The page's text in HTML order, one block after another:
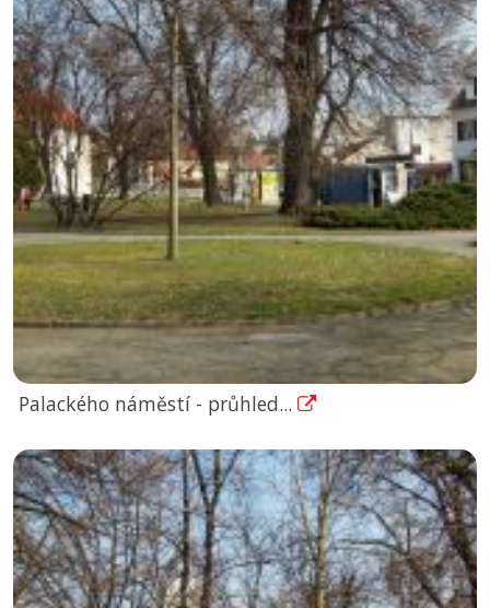
Palackého náměstí - průhled...